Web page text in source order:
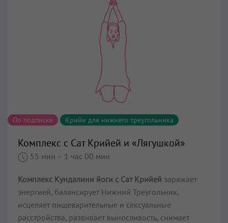
По подписке Крийи для нижнего треугольника
Комплекс с Сат Крийей и «Лягушкой»
55 мин – 1 час 00 мин
Комплекс Кундалини йоги с Сат Крийей заряжает
энергией, балансирует Нижний Треугольник,
исцеляет пищеварительные и сексуальные
расстройства, развивает выносливость, снимает